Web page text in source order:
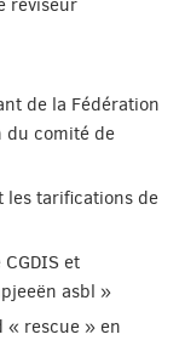
réviseur
de la Fédération
du comité de
les tarifications de
et
asbl »
« rescue » en